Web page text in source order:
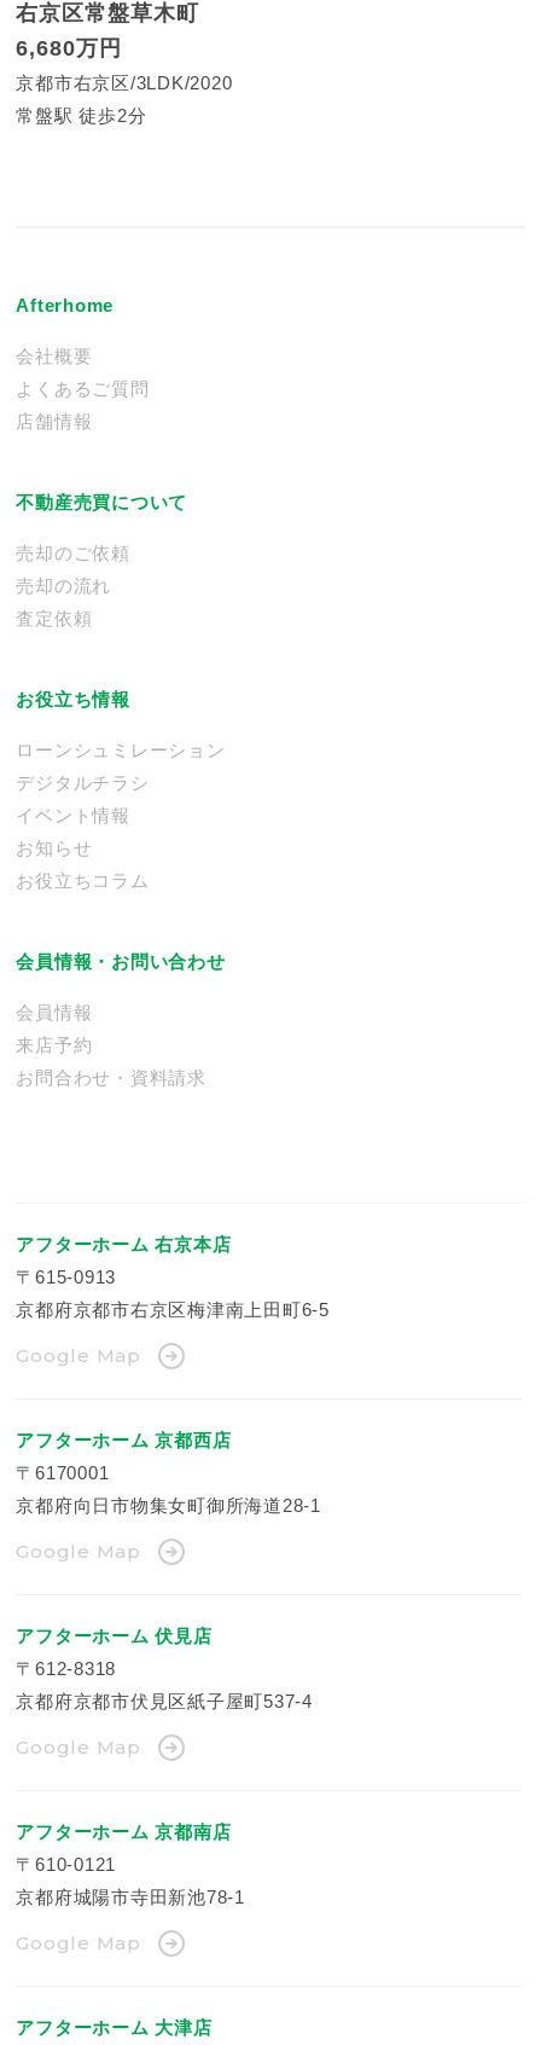
右京区常盤草木町
6,680万円
京都市右京区 3LDK 2020
常盤駅 徒歩2分
Afterhome
会社概要
よくあるご質問
店舗情報
不動産売買について
売却のご依頼
売却の流れ
査定依頼
お役立ち情報
ローンシュミレーション
デジタルチラシ
イベント情報
お知らせ
お役立ちコラム
会員情報・お問い合わせ
会員情報
来店予約
お問合わせ・資料請求
アフターホーム 右京本店
〒615-0913
京都府京都市右京区梅津南上田町6-5
Google Map
アフターホーム 京都西店
〒6170001
京都府向日市物集女町御所海道28-1
Google Map
アフターホーム 伏見店
〒612-8318
京都府京都市伏見区紙子屋町537-4
Google Map
アフターホーム 京都南店
〒610-0121
京都府城陽市寺田新池78-1
Google Map
アフターホーム 大津店